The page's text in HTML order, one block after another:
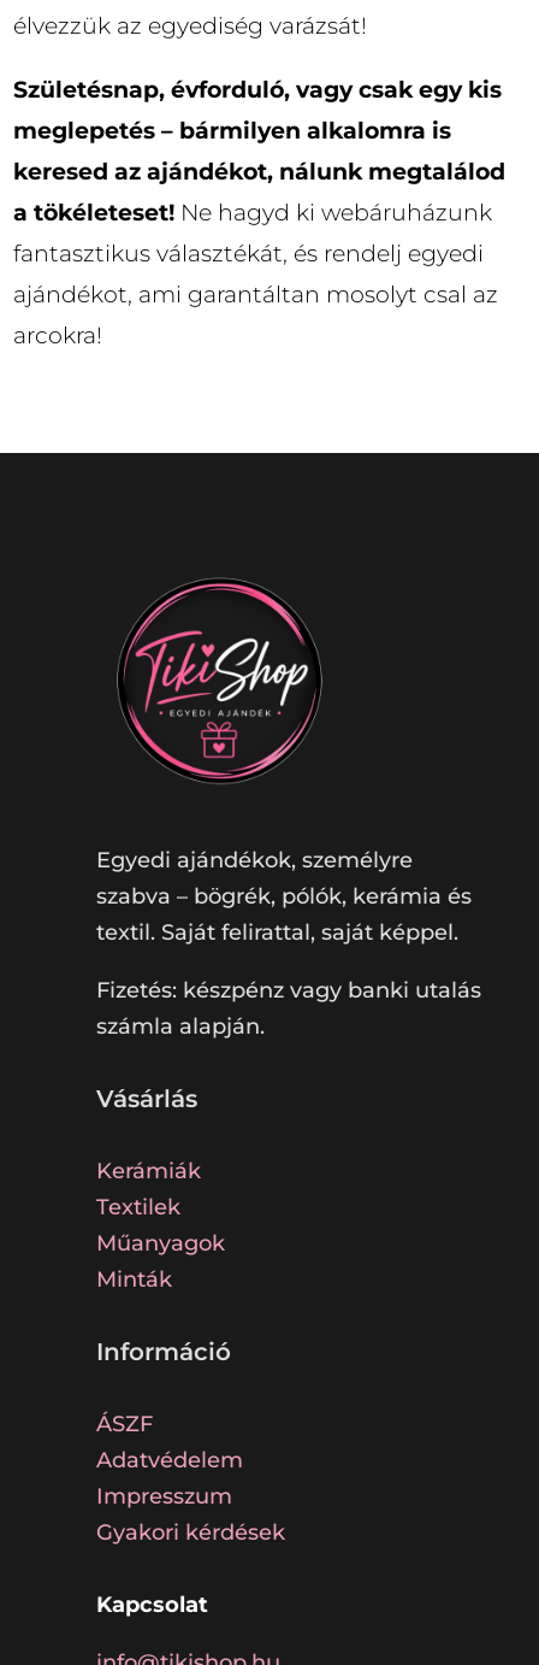
élvezzük az egyediség varázsát!
Születésnap, évforduló, vagy csak egy kis
meglepetés – bármilyen alkalomra is
keresed az ajándékot, nálunk megtalálod
a tökéleteset! Ne hagyd ki webáruházunk
fantasztikus választékát, és rendelj egyedi
ajándékot, ami garantáltan mosolyt csal az
arcokra!
Egyedi ajándékok, személyre
szabva – bögrék, pólók, kerámia és
textil. Saját felirattal, saját képpel.
Fizetés: készpénz vagy banki utalás
számla alapján.
Vásárlás
Kerámiák
Textilek
Műanyagok
Minták
Információ
ÁSZF
Adatvédelem
Impresszum
Gyakori kérdések
Kapcsolat